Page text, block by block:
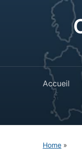
Accueil
Home »